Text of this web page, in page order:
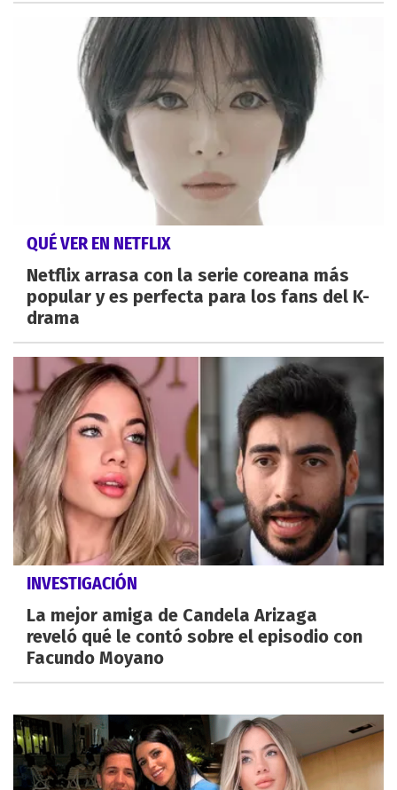
QUÉ VER EN NETFLIX
Netflix arrasa con la serie coreana más
popular y es perfecta para los fans del K-
drama
INVESTIGACIÓN
La mejor amiga de Candela Arizaga
reveló qué le contó sobre el episodio con
Facundo Moyano